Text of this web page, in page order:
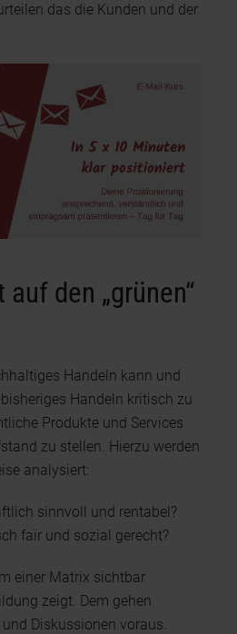
das die Kunden und der
den „grünen“
Handeln kann und
Handeln kritisch zu
Produkte und Services
zu stellen. Hierzu werden
analysiert:
sinnvoll und rentabel?
fair und sozial gerecht?
einer Matrix sichtbar
zeigt. Dem gehen
Diskussionen voraus.